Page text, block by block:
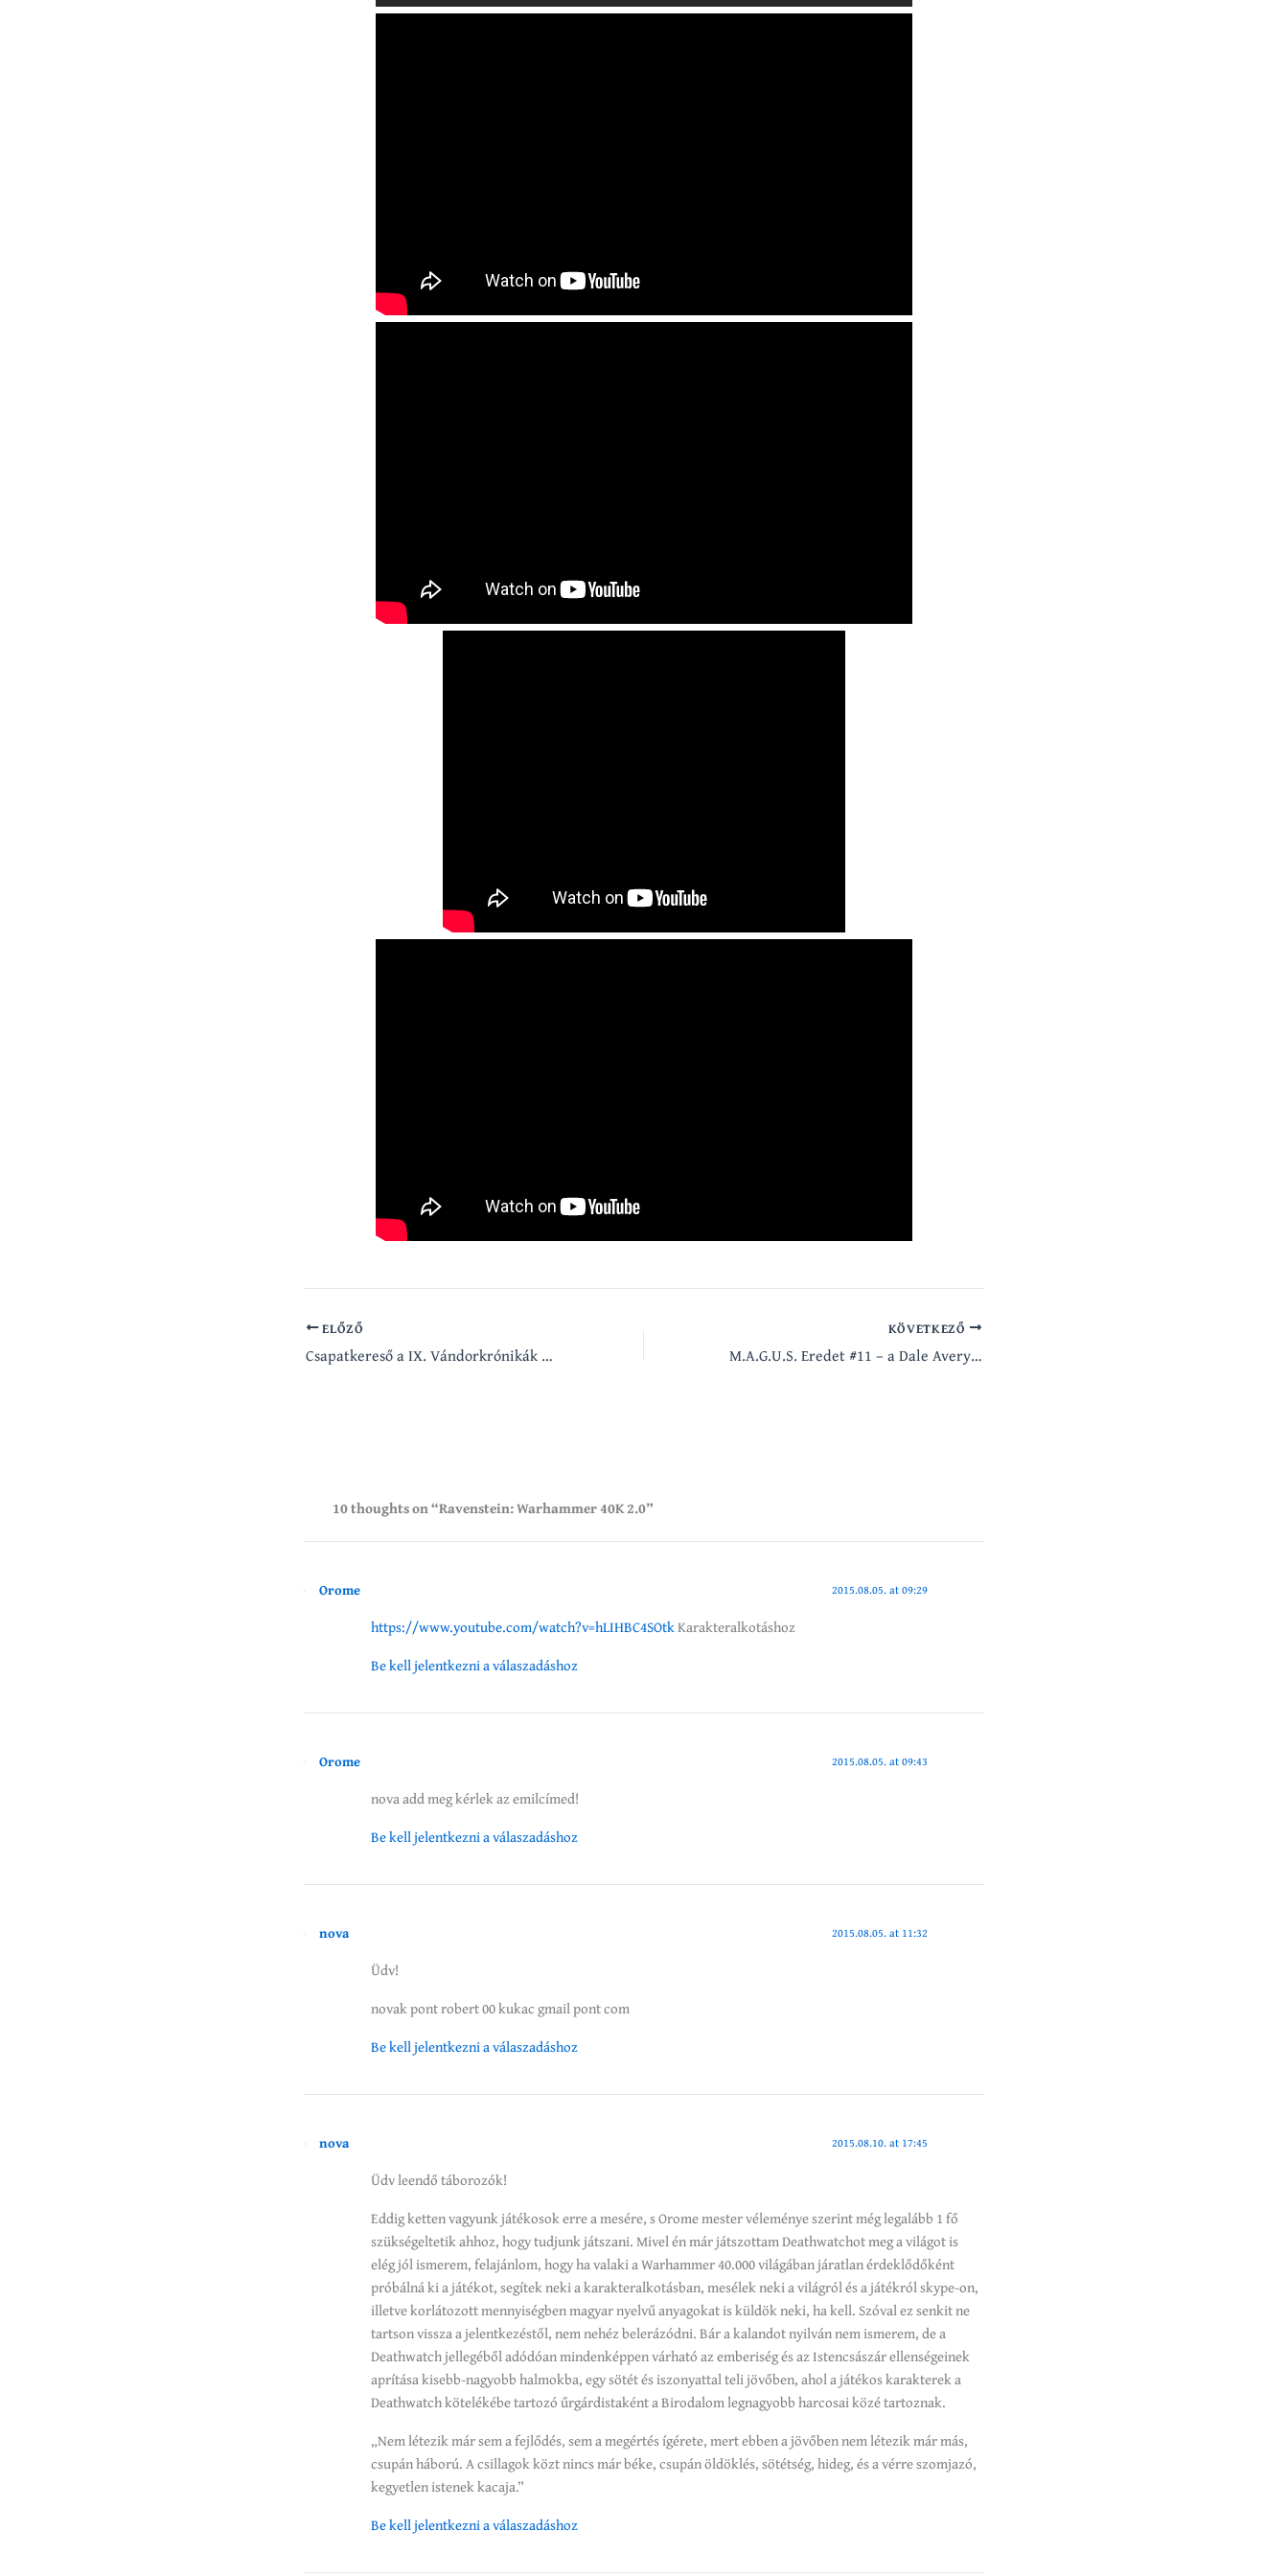
ELŐZŐ
Csapatkereső a IX. Vándorkrónikák Táborra
KÖVETKEZŐ
M.A.G.U.S. Eredet #11 – a Dale Avery féle Gorvik …
10 thoughts on “Ravenstein: Warhammer 40K 2.0”
Orome 2015.08.05. at 09:29
https://www.youtube.com/watch?v=hLIHBC4SOtkKarakteralkotáshoz
Be kell jelentkezni a válaszadáshoz
Orome 2015.08.05. at 09:43
nova add meg kérlek az emilcímed!
Be kell jelentkezni a válaszadáshoz
nova 2015.08.05. at 11:32
Üdv!
novak pont robert 00 kukac gmail pont com
Be kell jelentkezni a válaszadáshoz
nova 2015.08.10. at 17:45
Üdv leendő táborozók!
Eddig ketten vagyunk játékosok erre a mesére, s Orome mester véleménye szerint még legalább 1 fő
szükségeltetik ahhoz, hogy tudjunk játszani. Mivel én már játszottam Deathwatchot meg a világot is
elég jól ismerem, felajánlom, hogy ha valaki a Warhammer 40.000 világában járatlan érdeklődőként
próbálná ki a játékot, segítek neki a karakteralkotásban, mesélek neki a világról és a játékról skype-on,
illetve korlátozott mennyiségben magyar nyelvű anyagokat is küldök neki, ha kell. Szóval ez senkit ne
tartson vissza a jelentkezéstől, nem nehéz belerázódni. Bár a kalandot nyilván nem ismerem, de a
Deathwatch jellegéből adódóan mindenképpen várható az emberiség és az Istencsászár ellenségeinek
aprítása kisebb-nagyobb halmokba, egy sötét és iszonyattal teli jövőben, ahol a játékos karakterek a
Deathwatch kötelékébe tartozó űrgárdistaként a Birodalom legnagyobb harcosai közé tartoznak.
„Nem létezik már sem a fejlődés, sem a megértés ígérete, mert ebben a jövőben nem létezik már más,
csupán háború. A csillagok közt nincs már béke, csupán öldöklés, sötétség, hideg, és a vérre szomjazó,
kegyetlen istenek kacaja.”
Be kell jelentkezni a válaszadáshoz